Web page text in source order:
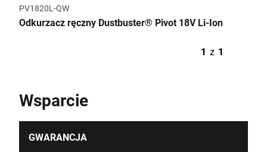
PV1820L-QW
Odkurzacz ręczny Dustbuster® Pivot 18V Li-Ion
1 z 1
Wsparcie
GWARANCJA